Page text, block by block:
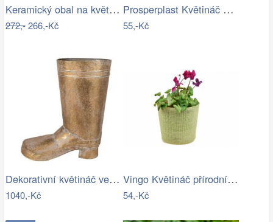
Keramický obal na květináč se zelenými…
272,-266,-Kč
Prosperplast Květináč TUBOS P BETON…
55,-Kč
Dekorativní květináč ve tvaru boty –…
1040,-Kč
Vingo Květináč přírodní barvy s…
54,-Kč